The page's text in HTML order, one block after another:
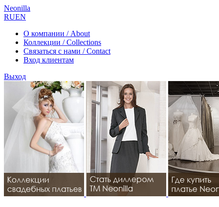
Neonilla
RUEN
О компании / About
Коллекции / Collections
Связаться с нами / Contact
Вход клиентам
Выход